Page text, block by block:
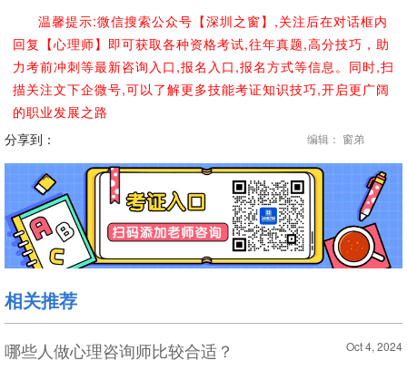
温馨提示:微信搜索公众号【深圳之窗】,关注后在对话框内
回复【心理师】即可获取各种资格考试,往年真题,高分技巧，助
力考前冲刺等最新咨询入口,报名入口,报名方式等信息。同时,扫
描关注文下企微号,可以了解更多技能考证知识技巧,开启更广阔
的职业发展之路
分享到：
编辑： 窗弟
相关推荐
哪些人做心理咨询师比较合适？ Oct 4, 2024